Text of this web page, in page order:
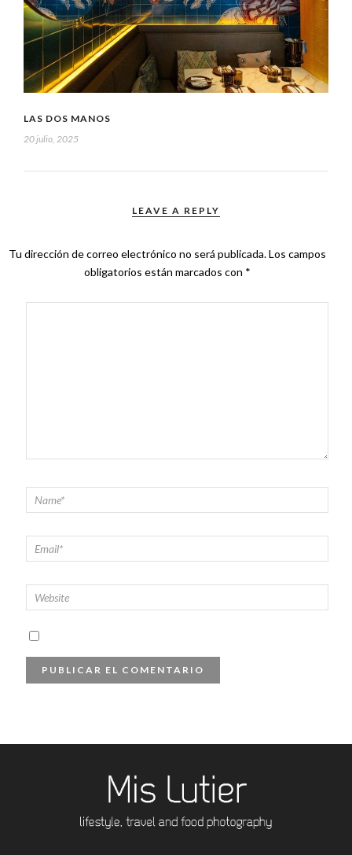
LAS DOS MANOS
20 julio, 2025
LEAVE A REPLY
Tu dirección de correo electrónico no será publicada.Los campos
obligatorios están marcados con *